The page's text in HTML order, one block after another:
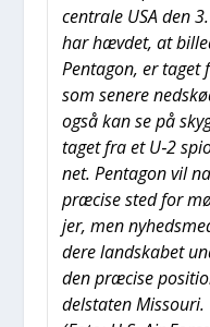
cen­tra­le USA den
har hæv­det, at
Pen­ta­gon, er taget
som sene­re
også kan se på
taget fra et U‑2
net. Pen­ta­gon vil
præ­ci­se sted for
jer, men
de­re land­ska­bet
den præ­ci­se
del­sta­ten Mis­souri.